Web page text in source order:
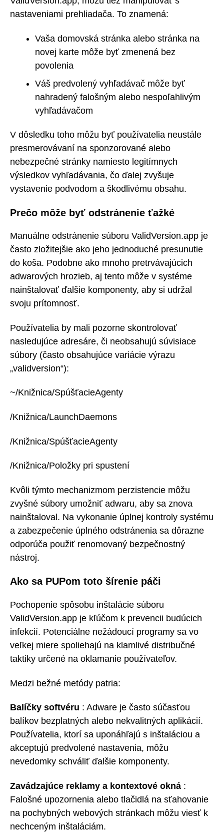
nastaveniami prehliadača. To znamená:
Vaša domovská stránka alebo stránka na
novej karte môže byť zmenená bez
povolenia
Váš predvolený vyhľadávač môže byť
nahradený falošným alebo nespoľahlivým
vyhľadávačom
V dôsledku toho môžu byť používatelia neustále
presmerovávaní na sponzorované alebo
nebezpečné stránky namiesto legitímnych
výsledkov vyhľadávania, čo ďalej zvyšuje
vystavenie podvodom a škodlivému obsahu.
Prečo môže byť odstránenie ťažké
Manuálne odstránenie súboru ValidVersion.app je
často zložitejšie ako jeho jednoduché presunutie
do koša. Podobne ako mnoho pretrvávajúcich
adwarových hrozieb, aj tento môže v systéme
nainštalovať ďalšie komponenty, aby si udržal
svoju prítomnosť.
Používatelia by mali pozorne skontrolovať
nasledujúce adresáre, či neobsahujú súvisiace
súbory (často obsahujúce variácie výrazu
„validversion“):
~/Knižnica/SpúšťacieAgenty
/Knižnica/LaunchDaemons
/Knižnica/SpúšťacieAgenty
/Knižnica/Položky pri spustení
Kvôli týmto mechanizmom perzistencie môžu
zvyšné súbory umožniť adwaru, aby sa znova
nainštaloval. Na vykonanie úplnej kontroly systému
a zabezpečenie úplného odstránenia sa dôrazne
odporúča použiť renomovaný bezpečnostný
nástroj.
Ako sa PUPom toto šírenie páči
Pochopenie spôsobu inštalácie súboru
ValidVersion.app je kľúčom k prevencii budúcich
infekcií. Potenciálne nežádoucí programy sa vo
veľkej miere spoliehajú na klamlivé distribučné
taktiky určené na oklamanie používateľov.
Medzi bežné metódy patria:
Balíčky softvéru : Adware je často súčasťou
balíkov bezplatných alebo nekvalitných aplikácií.
Používatelia, ktorí sa uponáhľajú s inštaláciou a
akceptujú predvolené nastavenia, môžu
nevedomky schváliť ďalšie komponenty.
Zavádzajúce reklamy a kontextové okná :
Falošné upozornenia alebo tlačidlá na sťahovanie
na pochybných webových stránkach môžu viesť k
nechceným inštaláciám.